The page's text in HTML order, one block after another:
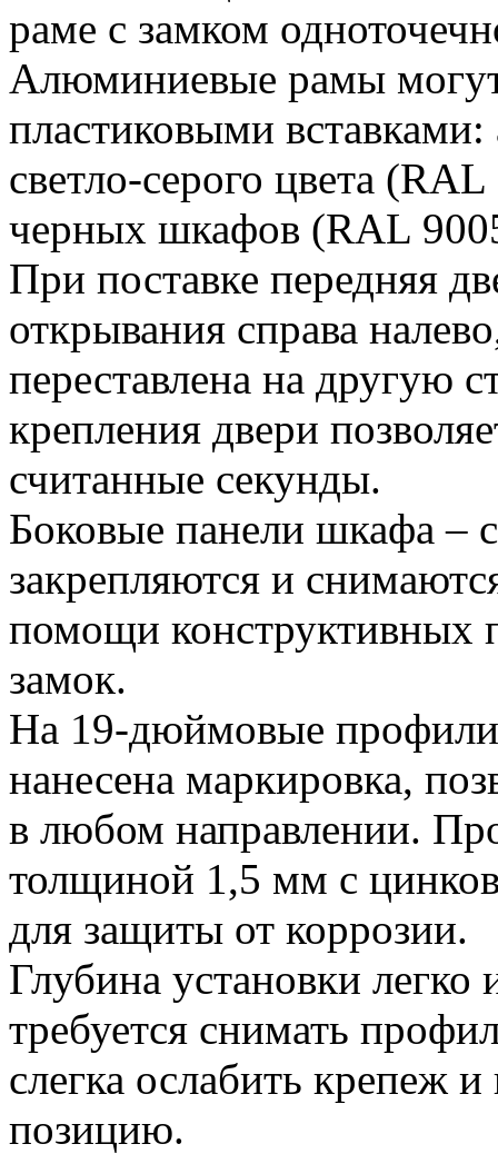
раме с замком
Алюминиевые рамы
пластиковыми
светло-серого цвета
черных шкафов (RAL
При поставке передняя
открывания справа
переставлена на другую
крепления двери
считанные секунды.
Боковые панели шкафа –
закрепляются и
помощи конструктивных
замок.
На 19-дюймовые
нанесена маркировка,
в любом направлении.
толщиной 1,5 мм с
для защиты от коррозии.
Глубина установки легко
требуется снимать
слегка ослабить крепеж
позицию.